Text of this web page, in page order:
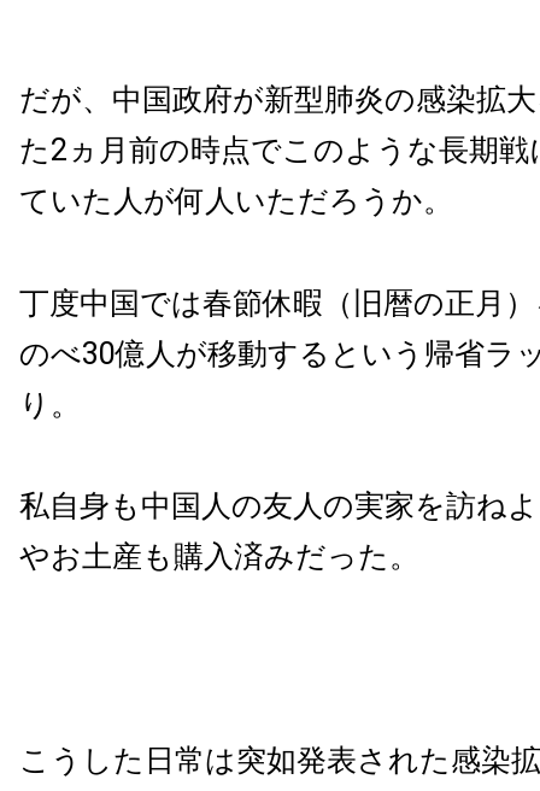
だが、中国政府が新型肺炎の感染拡
た2ヵ月前の時点でこのような長期
ていた人が何人いただろうか。
丁度中国では春節休暇（旧暦の正月
のべ30億人が移動するという帰省ラ
り。
私自身も中国人の友人の実家を訪ね
やお土産も購入済みだった。
こうした日常は突如発表された感染